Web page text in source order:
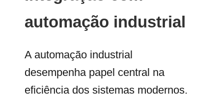
automação industrial
A automação industrial
desempenha papel central na
eficiência dos sistemas modernos.